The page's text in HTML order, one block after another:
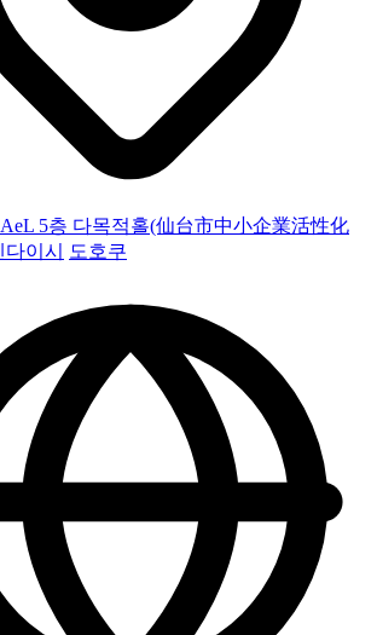
5층 다목적홀(仙台市中小企業活性化
이시
도호쿠